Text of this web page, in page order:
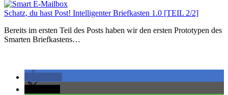
Schatz, du hast Post! Intelligenter Briefkasten 1.0 [TEIL 2/2]
Bereits im ersten Teil des Posts haben wir den ersten Prototypen des
Smarten Briefkastens…